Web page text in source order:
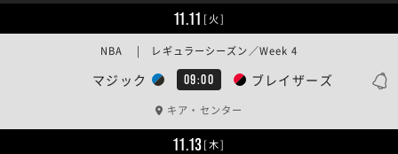
11.11 [火]
マジック 09:00 ブレイザーズ
NBA | レギュラーシーズン／Week 4
キア・センター
11.13[木]